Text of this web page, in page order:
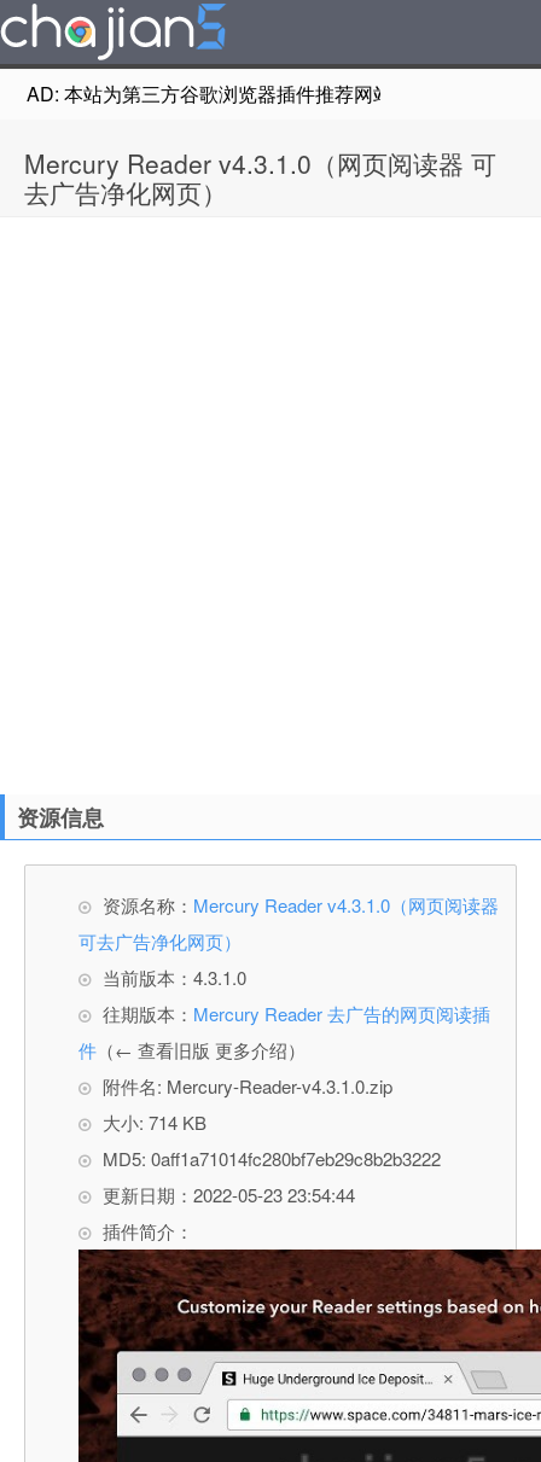
AD: 本站为第三方谷歌浏览器插件推荐网站，非Google
Mercury Reader v4.3.1.0（网页阅读器 可
去广告净化网页）
资源信息
资源名称： Mercury Reader v4.3.1.0（网页阅读器
可去广告净化网页）
当前版本：4.3.1.0
往期版本： Mercury Reader 去广告的网页阅读插
件 （← 查看旧版 更多介绍）
附件名: Mercury-Reader-v4.3.1.0.zip
大小: 714 KB
MD5: 0aff1a71014fc280bf7eb29c8b2b3222
更新日期：2022-05-23 23:54:44
插件简介：